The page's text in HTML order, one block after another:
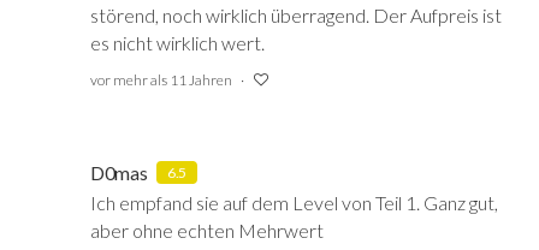
störend, noch wirklich überragend. Der Aufpreis ist
es nicht wirklich wert.
vor mehr als 11 Jahren
D0mas 6.5
Ich empfand sie auf dem Level von Teil 1. Ganz gut,
aber ohne echten Mehrwert